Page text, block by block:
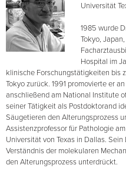
Universität
1985 wurde
Tokyo,
Hospital im
klinische Forschungstätigkeiten bis
Tokyo zurück. 1991 promovierte er
anschließend am National Institute
seiner Tätigkeit als Postdoktorand
Säugetieren den Alterungsprozess
Assistenzprofessor für Pathologie
Universität von Texas in Dallas.
Verständnis der molekularen
den Alterungsprozess unterdrückt.